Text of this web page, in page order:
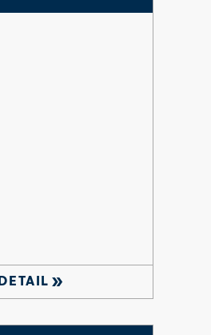
DETAIL double_arrow